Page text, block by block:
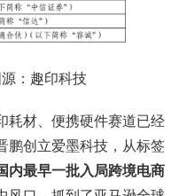
源：趣印科技
耗材、便携硬件赛道已经
鹏创立爱墨科技，从标签
内最早一批入局跨境电商